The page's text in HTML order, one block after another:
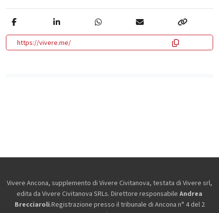
https://vivere.me/
Vivere Ancona, supplemento di Vivere Civitanova, testata di Vivere srl,
edita da Vivere Civitanova SRLs. Direttore responsabile Andrea
Brecciaroli.Registrazione presso il tribunale di Ancona n° 4 del 2